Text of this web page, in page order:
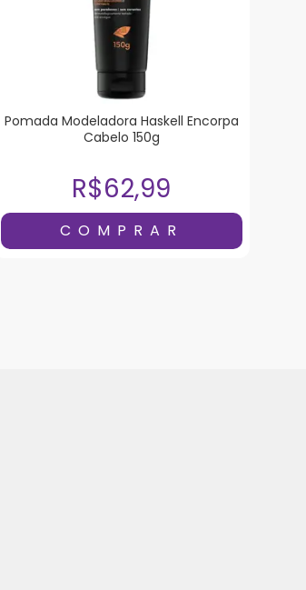
Pomada Modeladora Haskell Encorpa
Cabelo 150g
R$62,99